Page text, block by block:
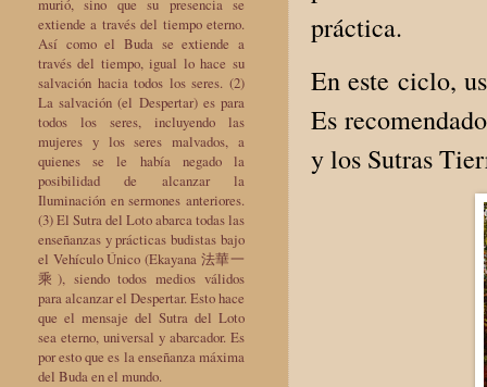
práctica.
En este ciclo,
Es
y los Sutras
murió, sino que su presencia se
extiende a través del tiempo eterno.
Así como el Buda se extiende a
través del tiempo, igual lo hace su
salvación hacia todos los seres. (2)
La salvación (el Despertar) es para
todos los seres, incluyendo las
mujeres y los seres malvados, a
quienes se le había negado la
posibilidad de alcanzar la
Iluminación en sermones anteriores.
(3) El Sutra del Loto abarca todas las
enseñanzas y prácticas budistas bajo
el Vehículo Único (Ekayana 法華一
乘), siendo todos medios válidos
para alcanzar el Despertar. Esto hace
que el mensaje del Sutra del Loto
sea eterno, universal y abarcador. Es
por esto que es la enseñanza máxima
del Buda en el mundo.